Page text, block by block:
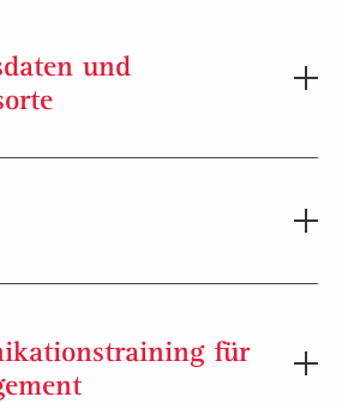
und
Anmeldedaten an.
für